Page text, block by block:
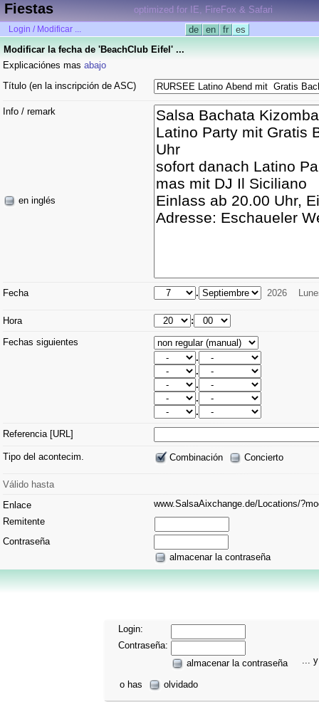
Fiestas optimized for IE, FireFox & Safari
Login / Modificar ... de en fr
es
Modificar la fecha de 'BeachClub Eifel' ...
Explicaciónes mas abajo
Título (en la inscripción de ASC)
Info / remark
en inglés
Fecha . 2026
Hora
:
Fechas siguientes
.
.
.
.
.
Referencia [URL]
Tipo del acontecim. Combinación Concierto
Válido hasta
Enlace
www.SalsaAixchange.de/Locations/
Remitente
Contraseña
almacenar la contraseña
Login:
Contraseña:
almacenar la contraseña
o has
olvidado
...